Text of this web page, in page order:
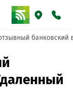
банковский